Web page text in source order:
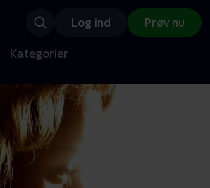
Log ind Prøv nu
Kategorier